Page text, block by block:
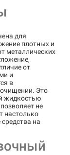
для
плотных и
металлических
от
и
в
Это
жидкостью
не
настолько
на